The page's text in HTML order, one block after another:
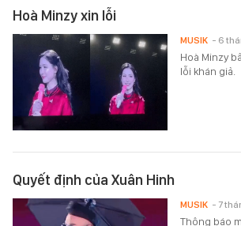
Hoà Minzy xin lỗi
Hoà Minzy
lỗi khán giả.
MUSIK - 6
Quyết định của Xuân Hinh
Thông báo
MUSIK - 7